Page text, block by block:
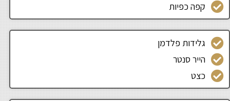
קפה כפיות
גלידות פלדמן
הייר סנטר
כצט